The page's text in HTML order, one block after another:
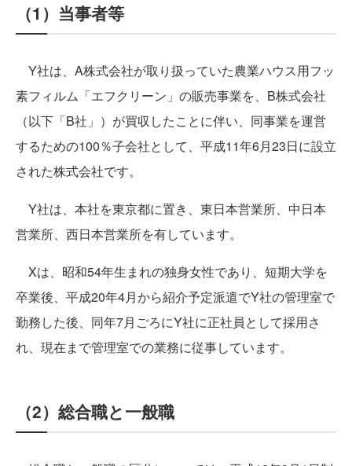
（1）当事者等
Y社は、A株式会社が取り扱っていた農業ハウス用フッ
素フィルム「エフクリーン」の販売事業を、B株式会社
（以下「B社」）が買収したことに伴い、同事業を運営
するための100％子会社として、平成11年6月23日に設立
された株式会社です。
Y社は、本社を東京都に置き、東日本営業所、中日本
営業所、西日本営業所を有しています。
Xは、昭和54年生まれの独身女性であり、短期大学を
卒業後、平成20年4月から紹介予定派遣でY社の管理室で
勤務した後、同年7月ごろにY社に正社員として採用さ
れ、現在まで管理室での業務に従事しています。
（2）総合職と一般職